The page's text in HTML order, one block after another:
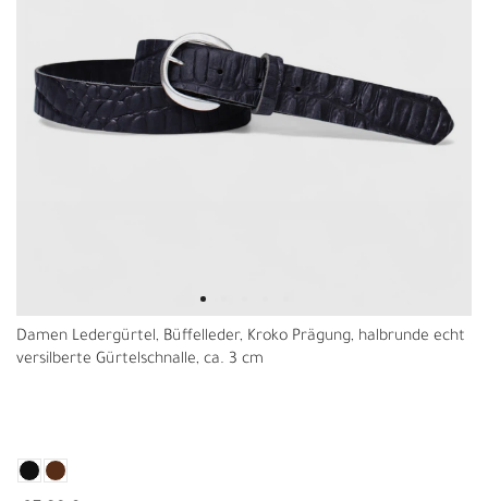
Damen Ledergürtel, Büffelleder, Kroko Prägung, halbrunde echt
versilberte Gürtelschnalle, ca. 3 cm